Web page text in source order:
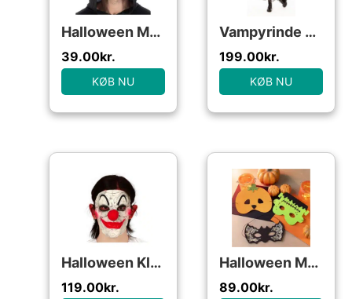
Halloween Maske Hvid/Sort
39.00kr.
KØB NU
Vampyrinde Deluxe børne kostume til halloween
199.00kr.
KØB NU
Halloween Klovn Halvmaske Hvid/Rød
119.00kr.
Halloween Masker, DIY
89.00kr.